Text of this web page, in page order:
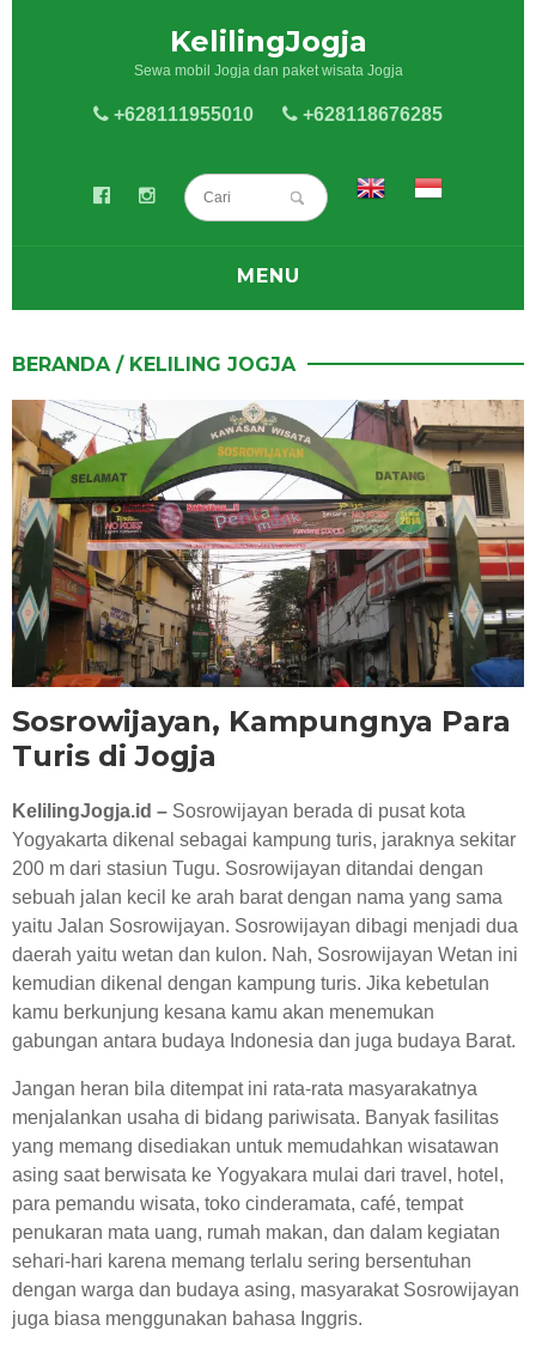
KelilingJogja
Sewa mobil Jogja dan paket wisata Jogja
+628111955010 +628118676285
MENU
SEWA MOBIL
SEWA HIACE
PAKET WISATA JOGJA
KELILING JOGJA
KULINER JOGJA
RESEP KULINER JOGJA
BERANDA / KELILING JOGJA
Sosrowijayan, Kampungnya Para
Turis di Jogja
KelilingJogja.id – Sosrowijayan berada di pusat kota
Yogyakarta dikenal sebagai kampung turis, jaraknya sekitar
200 m dari stasiun Tugu. Sosrowijayan ditandai dengan
sebuah jalan kecil ke arah barat dengan nama yang sama
yaitu Jalan Sosrowijayan. Sosrowijayan dibagi menjadi dua
daerah yaitu wetan dan kulon. Nah, Sosrowijayan Wetan ini
kemudian dikenal dengan kampung turis. Jika kebetulan
kamu berkunjung kesana kamu akan menemukan
gabungan antara budaya Indonesia dan juga budaya Barat.
Jangan heran bila ditempat ini rata-rata masyarakatnya
menjalankan usaha di bidang pariwisata. Banyak fasilitas
yang memang disediakan untuk memudahkan wisatawan
asing saat berwisata ke Yogyakara mulai dari travel, hotel,
para pemandu wisata, toko cinderamata, café, tempat
penukaran mata uang, rumah makan, dan dalam kegiatan
sehari-hari karena memang terlalu sering bersentuhan
dengan warga dan budaya asing, masyarakat Sosrowijayan
juga biasa menggunakan bahasa Inggris.